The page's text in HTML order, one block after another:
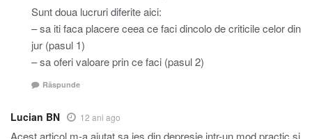
Sunt doua lucruri diferite aici:
– sa iti faca placere ceea ce faci dincolo de criticile celor din
jur (pasul 1)
– sa oferi valoare prin ce faci (pasul 2)
Răspunde
Lucian BN 12 ani ago
Acest articol m-a ajutat sa ies din depresie intr-un mod practic si